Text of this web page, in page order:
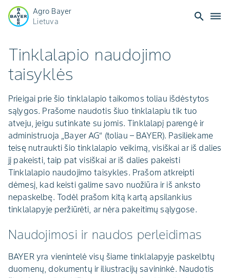
Agro Bayer
Lietuva
search dehaze
Tinklalapio naudojimo
taisyklės
Prieigai prie šio tinklalapio taikomos toliau išdėstytos
sąlygos. Prašome naudotis šiuo tinklalapiu tik tuo
atveju, jeigu sutinkate su jomis. Tinklalapį parengė ir
administruoja „Bayer AG“ (toliau – BAYER). Pasiliekame
teisę nutraukti šio tinklalapio veikimą, visiškai ar iš dalies
jį pakeisti, taip pat visiškai ar iš dalies pakeisti
Tinklalapio naudojimo taisykles. Prašom atkreipti
dėmesį, kad keisti galime savo nuožiūra ir iš anksto
nepaskelbę. Todėl prašom kitą kartą apsilankius
tinklalapyje peržiūrėti, ar nėra pakeitimų sąlygose.
Naudojimosi ir naudos perleidimas
BAYER yra vienintelė visų šiame tinklalapyje paskelbtų
duomenų, dokumentų ir iliustracijų savininkė. Naudotis